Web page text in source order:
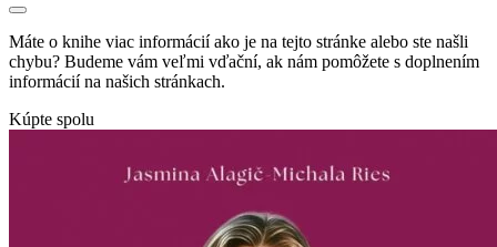
Máte o knihe viac informácií ako je na tejto stránke alebo ste našli
chybu? Budeme vám veľmi vďační, ak nám pomôžete s doplnením
informácií na našich stránkach.
Kúpte spolu